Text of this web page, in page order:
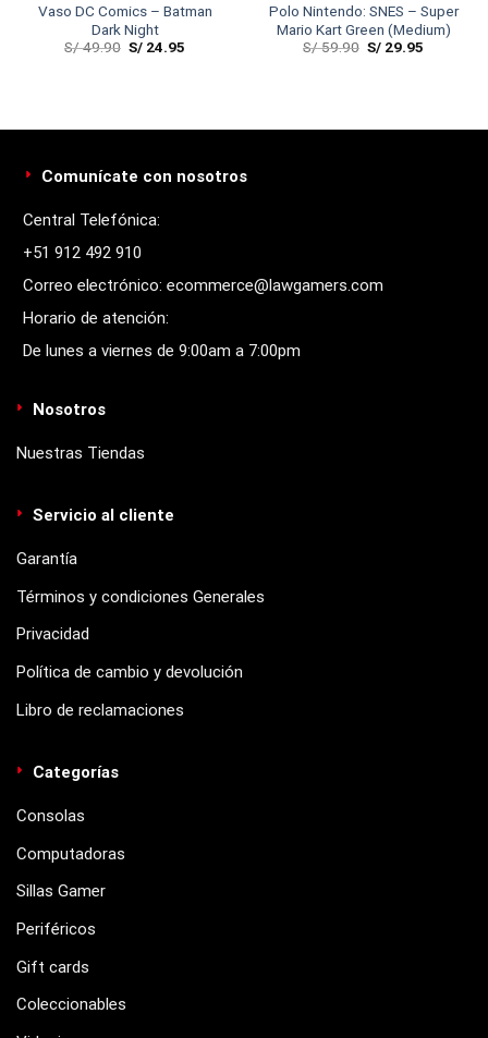
Vaso DC Comics – Batman
Dark Night
S/49.90 S/ 24.95
Polo Nintendo: SNES – Super
Mario Kart Green (Medium)
S/59.90 S/ 29.95
Comunícate con nosotros
Central Telefónica:
+51 912 492 910
Correo electrónico: ecommerce@lawgamers.com
Horario de atención:
De lunes a viernes de 9:00am a 7:00pm
Nosotros
Nuestras Tiendas
Servicio al cliente
Garantía
Términos y condiciones Generales
Privacidad
Política de cambio y devolución
Libro de reclamaciones
Categorías
Consolas
Computadoras
Sillas Gamer
Periféricos
Gift cards
Coleccionables